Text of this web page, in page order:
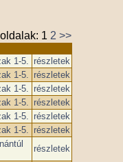
oldalak: 1 2 >>
1-5. részletek
1-5. részletek
1-5. részletek
1-5. részletek
1-5. részletek
1-5. részletek
részletek